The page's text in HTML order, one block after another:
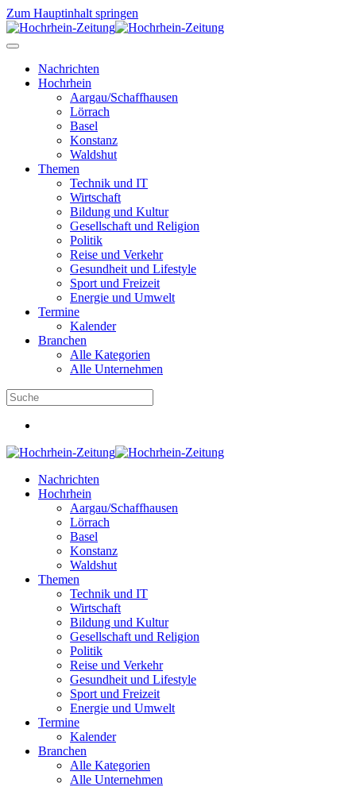
Zum Hauptinhalt springen
Nachrichten
Hochrhein
Aargau/Schaffhausen
Lörrach
Basel
Konstanz
Waldshut
Themen
Technik und IT
Wirtschaft
Bildung und Kultur
Gesellschaft und Religion
Politik
Reise und Verkehr
Gesundheit und Lifestyle
Sport und Freizeit
Energie und Umwelt
Termine
Kalender
Branchen
Alle Kategorien
Alle Unternehmen
Nachrichten
Hochrhein
Aargau/Schaffhausen
Lörrach
Basel
Konstanz
Waldshut
Themen
Technik und IT
Wirtschaft
Bildung und Kultur
Gesellschaft und Religion
Politik
Reise und Verkehr
Gesundheit und Lifestyle
Sport und Freizeit
Energie und Umwelt
Termine
Kalender
Branchen
Alle Kategorien
Alle Unternehmen